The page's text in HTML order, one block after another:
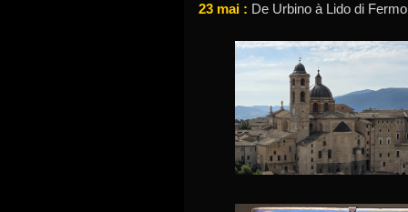
23 mai : De Urbino à Lido di